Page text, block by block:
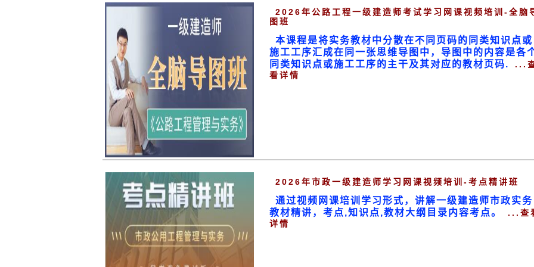
2026年公路工程一级建造师考试学习网课视频培训-全脑
图班
本课程是将实务教材中分散在不同页码的同类知识点或
施工工序汇成在同一张思维导图中，导图中的内容是各
同类知识点或施工工序的主干及其对应的教材页码.
...
看详情
2026年市政一级建造师学习网课视频培训-考点精讲班
通过视频网课培训学习形式，讲解一级建造师市政实务
教材精讲，考点,知识点,教材大纲目录内容考点。
...查
详情